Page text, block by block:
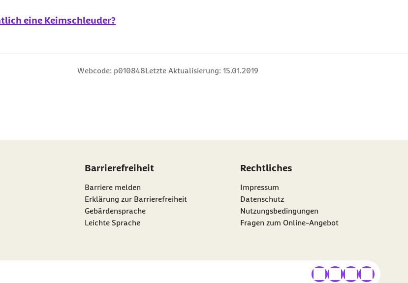
eine Keimschleuder?
5 Sterne Webcode: p010848Letzte Aktualisierung: 15.01.2019
Barrierefreiheit
Barriere melden
Erklärung zur Barrierefreiheit
Gebärdensprache
Leichte Sprache
Rechtliches
Impressum
Datenschutz
Nutzungsbedingungen
Fragen zum Online-Angebot
externer Link
externer Link
externer Link
externer Link